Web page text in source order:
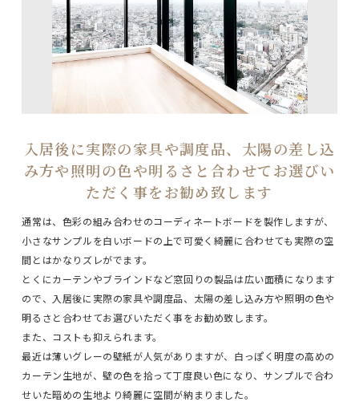
入居後に実際の家具や調度品、太陽の差し込
み方や照明の色や明るさと合わせてお選びい
ただく事をお勧め致します
通常は、色彩の組み合わせのコーディネートボードを製作しますが、
小さなサンプルを白いボードの上で可愛く綺麗に合わせても実際の空
間とはかなりズレがでます。
とくにカーテンやブラインドなど窓回りの製品は広い面積になります
ので、入居後に実際の家具や調度品、太陽の差し込み方や照明の色や
明るさと合わせてお選びいただく事をお勧め致します。
また、コストも抑えられます。
最近は薄いグレーの壁紙が人気がありますが、白っぽく明度の高めの
カーテン生地が、壁の色を拾って丁度良い色になり、サンプルで合わ
せいた暗めの生地より綺麗に空間が納まりました。